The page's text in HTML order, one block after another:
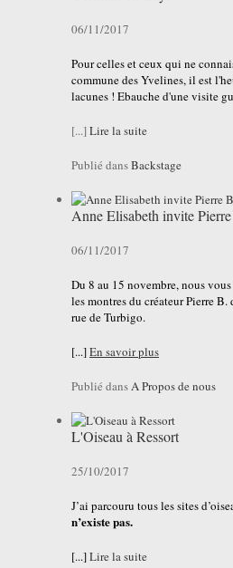
06/11/2017
Pour celles et ceux qui ne
commune des Yvelines, il est
lacunes ! Ebauche d'une visite
[...] Lire la suite
Publié dansBackstage
Anne Elisabeth invite
06/11/2017
Du 8 au 15 novembre, nous
les montres du créateur Pierre
rue de Turbigo.
[...]En savoir plus
Publié dansA Propos de nous
L'Oiseau à Ressort
25/10/2017
J’ai parcouru tous les sites
n’existe pas.
[...]Lire la suite